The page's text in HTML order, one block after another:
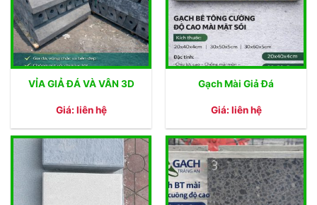
VỈA GIẢ ĐÁ VÀ VÂN 3D
Giá: liên hệ
Gạch Mài Giả Đá
Giá: liên hệ